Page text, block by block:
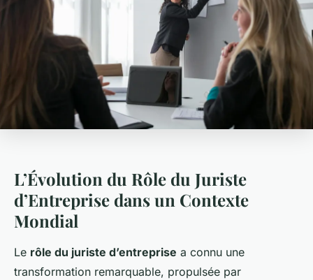
L’Évolution du Rôle du Juriste
d’Entreprise dans un Contexte
Mondial
Le rôle du juriste d’entreprise a connu une
transformation remarquable, propulsée par